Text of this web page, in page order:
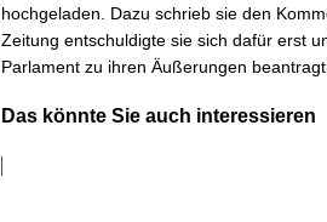
hochgeladen. Dazu schrieb sie den
Zeitung entschuldigte sie sich dafür erst
Parlament zu ihren Äußerungen
Das könnte Sie auch interessieren